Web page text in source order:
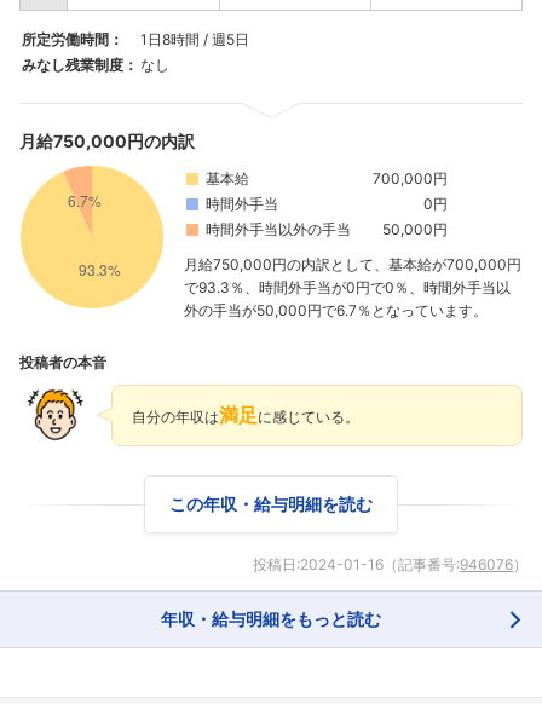
所定労働時間：
1日8時間 / 週5日
みなし残業制度： なし
月給750,000円の内訳
基本給
700,000円
時間外手当
0円
時間外手当以外の手当
50,000円
月給750,000円の内訳として、基本給が700,000円
で93.3％、時間外手当が0円で0％、時間外手当以
外の手当が50,000円で6.7％となっています。
投稿者の本音
自分の年収は満足 に感じている。
この年収・給与明細を読む
投稿日:2024-01-16 （記事番号:946076）
年収・給与明細をもっと読む